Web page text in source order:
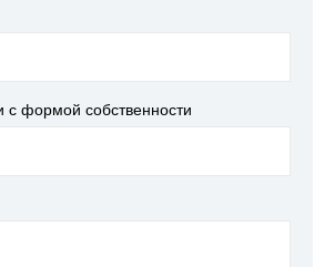
с формой собственности